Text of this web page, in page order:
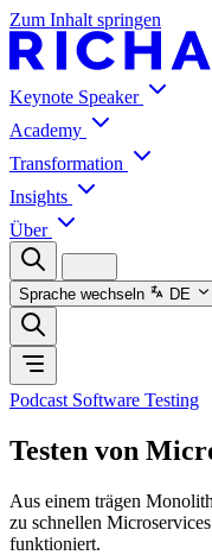
Zum Inhalt springen
Keynote Speaker
Academy
Transformation
Insights
Über
Sprache wechseln DE
Podcast Software Testing
Testen von
Aus einem trägen
zu schnellen
funktioniert.